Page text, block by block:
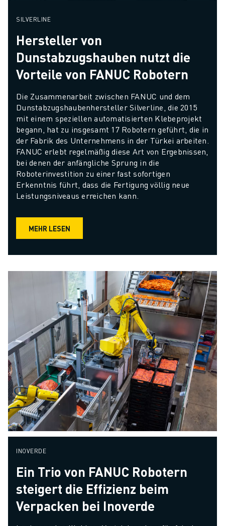
SILVERLINE
Hersteller von
Dunstabzugshauben nutzt die
Vorteile von FANUC Robotern
Die Zusammenarbeit zwischen FANUC und dem
Dunstabzugshaubenhersteller Silverline, die 2015
mit einem speziellen automatisierten Klebeprojekt
begann, hat zu insgesamt 17 Robotern geführt, die in
der Fabrik des Unternehmens in der Türkei arbeiten.
FANUC erlebt regelmäßig diese Art von Ergebnissen,
bei denen der anfängliche Sprung in die
Roboterinvestition zu einer fast sofortigen
Erkenntnis führt, dass die Fertigung völlig neue
Leistungsniveaus erreichen kann.
MEHR LESEN
INOVERDE
Ein Trio von FANUC Robotern
steigert die Effizienz beim
Verpacken bei Inoverde